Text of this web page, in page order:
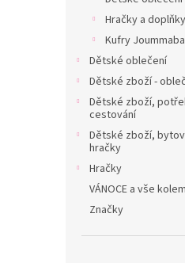
Hračky a doplňky
Kufry
Dětské oblečení
Dětské zboží -
Dětské zboží,
cestování
Dětské zboží,
hračky
Hračky
VÁNOCE a vše
Značky